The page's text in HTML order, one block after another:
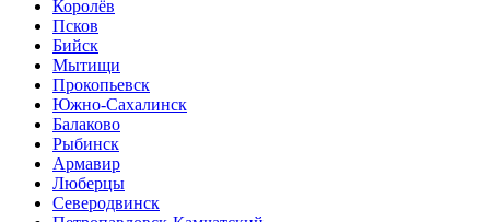
Королёв
Псков
Бийск
Мытищи
Прокопьевск
Южно-Сахалинск
Балаково
Рыбинск
Армавир
Люберцы
Северодвинск